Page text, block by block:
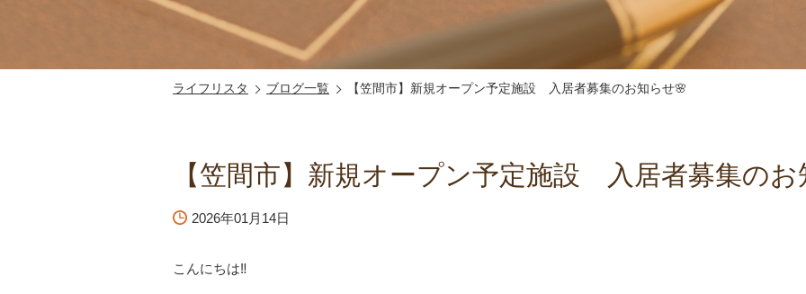
ライフリスタ ブログ一覧 【笠間市】新規オープン予定施設 入居者募集のお知らせ🌸
【笠間市】新規オープン予定施設 入居者募集の
2026年01月14日
こんにちは‼️